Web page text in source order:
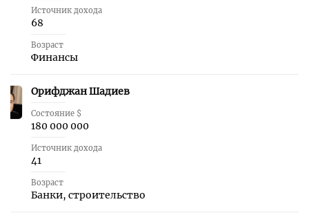
Источник дохода
68
Возраст
Финансы
36 Орифджан Шадиев
Состояние $
180 000 000
Источник дохода
41
Возраст
Банки, строительство